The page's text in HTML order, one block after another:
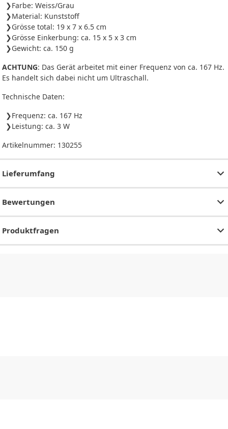
Farbe: Weiss/Grau
Material: Kunststoff
Grösse total: 19 x 7 x 6.5 cm
Grösse Einkerbung: ca. 15 x 5 x 3 cm
Gewicht: ca. 150 g
ACHTUNG: Das Gerät arbeitet mit einer Frequenz von ca. 167 Hz.
Es handelt sich dabei nicht um Ultraschall.
Technische Daten:
Frequenz: ca. 167 Hz
Leistung: ca. 3 W
Artikelnummer: 130255
Lieferumfang
Bewertungen
Produktfragen